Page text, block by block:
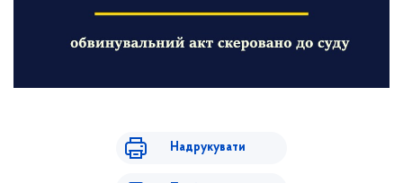
Надрукувати